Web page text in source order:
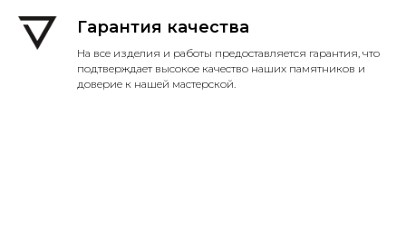
Гарантия качества
На все изделия и работы предоставляется гарантия, что
подтверждает высокое качество наших памятников и
доверие к нашей мастерской.